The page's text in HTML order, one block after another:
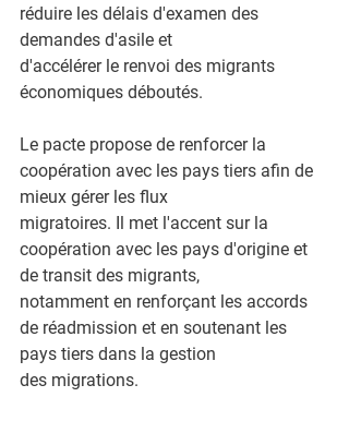
réduire les délais d'examen des
demandes d'asile et
d'accélérer le renvoi des migrants
économiques déboutés.
Le pacte propose de renforcer la
coopération avec les pays tiers afin de
mieux gérer les flux
migratoires. Il met l'accent sur la
coopération avec les pays d'origine et
de transit des migrants,
notamment en renforçant les accords
de réadmission et en soutenant les
pays tiers dans la gestion
des migrations.